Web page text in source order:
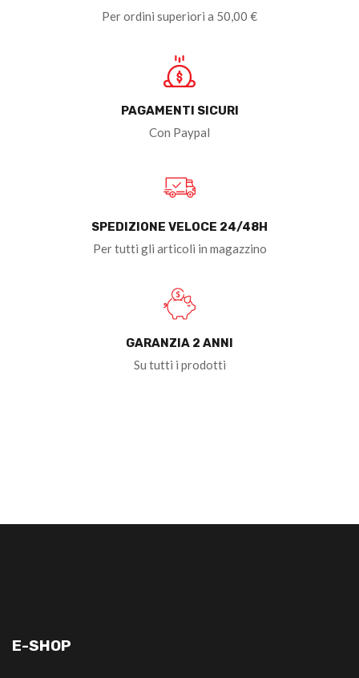
Per ordini superiori a 50,00 €
PAGAMENTI SICURI
Con Paypal
SPEDIZIONE VELOCE 24/48H
Per tutti gli articoli in magazzino
GARANZIA 2 ANNI
Su tutti i prodotti
E-SHOP